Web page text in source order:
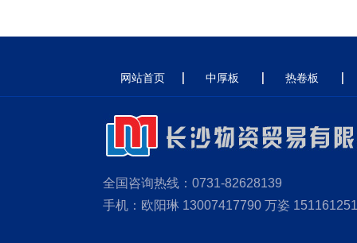
网站首页 中厚板 热卷板
全国咨询热线：0731-82628139
手机：欧阳琳 13007417790 万姿